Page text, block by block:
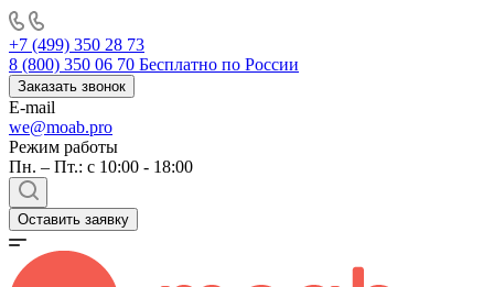
+7 (499) 350 28 73
8 (800) 350 06 70 Бесплатно по России
Заказать звонок
E-mail
we@moab.pro
Режим работы
Пн. – Пт.: с 10:00 - 18:00
Оставить заявку